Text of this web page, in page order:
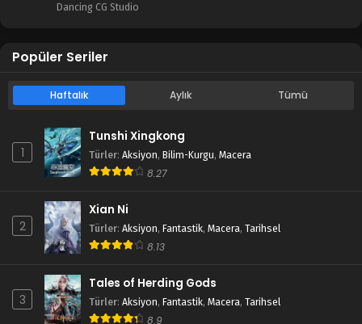
Dancing CG Studio
Popüler Seriler
Haftalık Aylık Tümü
1
Tunshi Xingkong
Türler: Aksiyon, Bilim-Kurgu, Macera
8.27
2
Xian Ni
Türler: Aksiyon, Fantastik, Macera, Tarihsel
8.13
3
Tales of Herding Gods
Türler: Aksiyon, Fantastik, Macera, Tarihsel
8.9